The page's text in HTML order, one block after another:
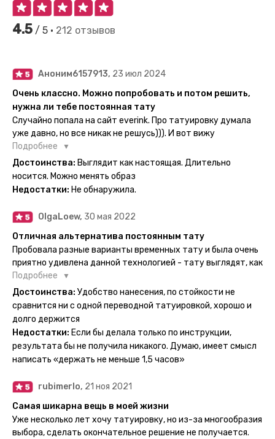
4.5 / 5 • 212 отзывов
Аноним6157913, 23 июл 2024
Очень классно. Можно попробовать и потом решить,
нужна ли тебе постоянная тату
Случайно попала на сайт everink. Про татуировку думала
уже давно, но все никак не решусь))). И вот вижу
великолепный каталог everink. Тату на любой вкус.
Заказала и не пожалела. Супер. Выглядит как настоящая.
Посмотрю как булет ы носке. Обязательно закажу ещё.
Подробнее
Достоинства: Выглядит как настоящая. Длительно
носится. Можно менять образ
Недостатки: Не обнаружила.
OlgaLoew, 30 мая 2022
Отличная альтернатива постоянным тату
Пробовала разные варианты временных тату и была очень
приятно удивлена данной технологией - тату выглядят, как
настоящие, и не тускнеют больше недели даже несмотря
на контакты с водой! На сайте очень большой выбор по
тематике и размерам, быстрая доставка. Заказывала сразу
очередного рисунка у меня на руке друзья до сих пор
каждый раз уточняют, временная ли тату или я всё-таки
решила себе что-то набить :) Т. к. если следовать
инструкции, то её действительно не отличить от
настоящей. Главное, не стараться перевести большую
тату на какой-то маленький участок кожи (например,
запястье) - вследствие чего могут плохо отпечататься
какие-то части рисунка. Но это, скажем так, риски, которые
вы берёте на себя сами ;)
Подробнее
Достоинства: Удобство нанесения, по стойкости не
сравнится ни с одной переводной татуировкой, хорошо и
долго держится
Недостатки: Если бы делала только по инструкции,
результата бы не получила никакого. Думаю, имеет смысл
написать «держать не меньше 1,5 часов»
rubimerlo, 21 ноя 2021
Самая шикарна вещь в моей жизни
Уже несколько лет хочу татуировку, но из-за многообразия
выбора, сделать окончательное решение не получается.